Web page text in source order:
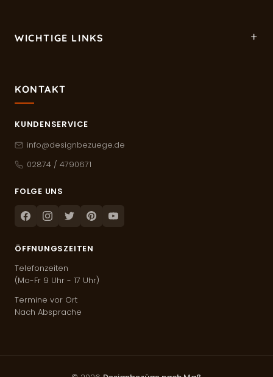
WICHTIGE LINKS
KONTAKT
KUNDENSERVICE
info@designbezuege.de
02874 / 4790671
FOLGE UNS
FacebookInstagram
TwitterPinterestYoutube
ÖFFNUNGSZEITEN
Telefonzeiten
(Mo-Fr 9 Uhr - 17 Uhr)
Termine vor Ort
Nach Absprache